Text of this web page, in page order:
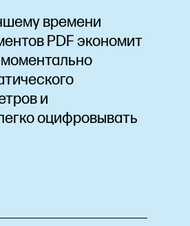
времени
PDF экономит
и
оцифровывать